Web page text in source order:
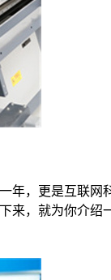
年，更是互联
，就为你介